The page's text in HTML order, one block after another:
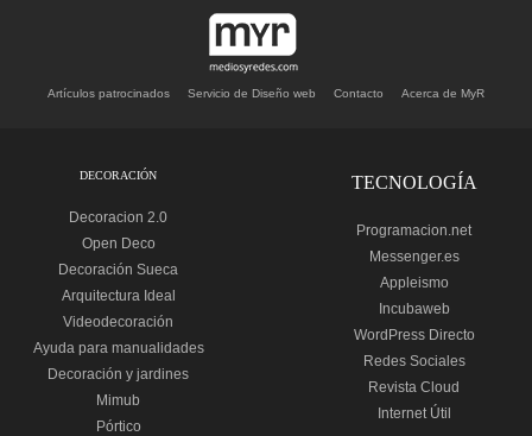
Artículos patrocinados Servicio de Diseño web Contacto Acerca de MyR
DECORACIÓN
Decoracion 2.0
Open Deco
Decoración Sueca
Arquitectura Ideal
Videodecoración
Ayuda para manualidades
Decoración y jardines
Mimub
Pórtico
TECNOLOGÍA
Programacion.net
Messenger.es
Appleismo
Incubaweb
WordPress Directo
Redes Sociales
Revista Cloud
Internet Útil